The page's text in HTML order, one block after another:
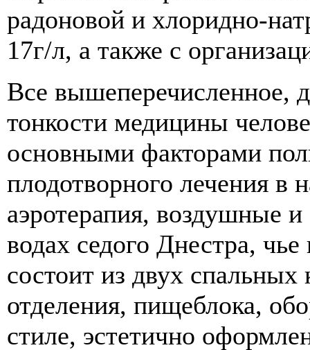
радоновой и хлоридно-
17г/л, а также с
Все вышеперечисленное,
тонкости медицины
основными факторами
плодотворного лечения в
аэротерапия, воздушные
водах седого Днестра,
состоит из двух спальных
отделения, пищеблока,
стиле, эстетично